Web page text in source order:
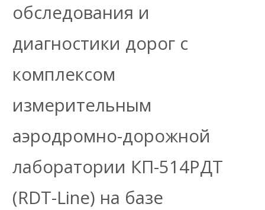
обследования и
диагностики дорог с
комплексом
измерительным
аэродромно-дорожной
лаборатории КП-514РДТ
(RDT-Line) на базе